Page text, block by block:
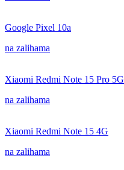
Google Pixel 10a
na zalihama
Xiaomi Redmi Note 15 Pro 5G
na zalihama
Xiaomi Redmi Note 15 4G
na zalihama